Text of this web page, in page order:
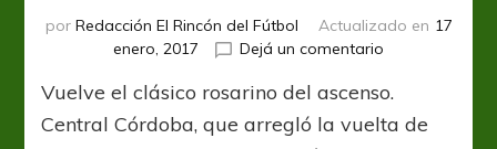
por Redacción El Rincón del Fútbol Actualizado en 17
enero, 2017
Dejá un comentario
los
preparativos
Vuelve el clásico rosarino del ascenso.
Central Córdoba, que arregló la vuelta de